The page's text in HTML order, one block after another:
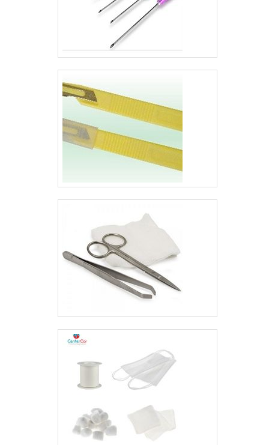
equipe multidisciplinar
de consultores
profissionais
de cada cliente de
ponta a ponta.
Aproveite a visita
para acessar o nosso
site e saber mais
entre em contato com
um dos nossos
consultores e solicite
um orçamento!